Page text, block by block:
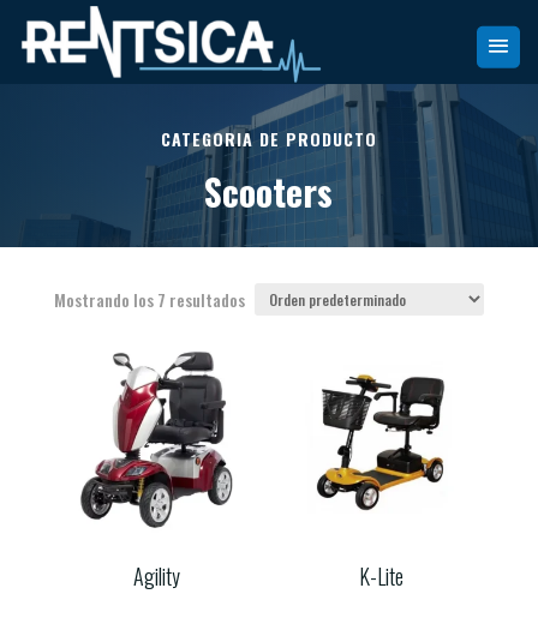
CATEGORIA DE PRODUCTO
Scooters
Mostrando los 7 resultados
Agility K-Lite